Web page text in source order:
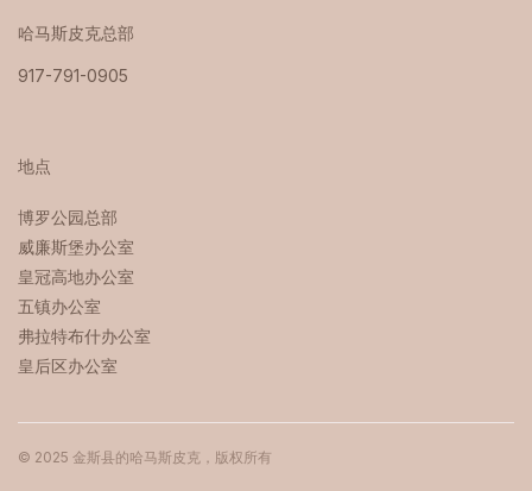
哈马斯皮克总部
917-791-0905
地点
博罗公园总部 ‍
威廉斯堡办公室
皇冠高地办公室
五镇办公室
弗拉特布什办公室
皇后区办公室
© 2025 金斯县的哈马斯皮克，版权所有